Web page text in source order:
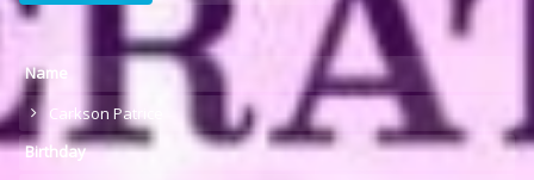
Name
Carkson Patrice
Birthday